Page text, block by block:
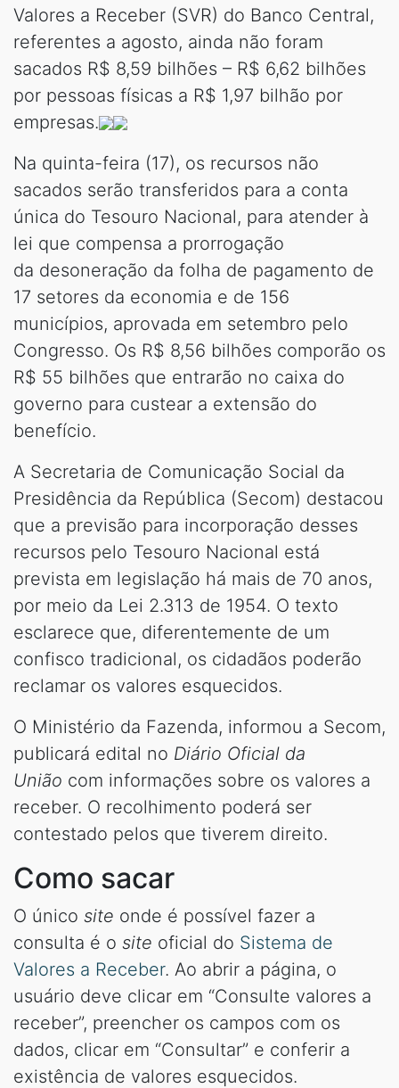
Valores a Receber (SVR) do Banco Central,
referentes a agosto, ainda não foram
sacados R$ 8,59 bilhões – R$ 6,62 bilhões
por pessoas físicas a R$ 1,97 bilhão por
empresas.
Na quinta-feira (17), os recursos não
sacados serão transferidos para a conta
única do Tesouro Nacional, para atender à
lei que compensa a prorrogação
da desoneração da folha de pagamento de
17 setores da economia e de 156
municípios, aprovada em setembro pelo
Congresso. Os R$ 8,56 bilhões comporão os
R$ 55 bilhões que entrarão no caixa do
governo para custear a extensão do
benefício.
A Secretaria de Comunicação Social da
Presidência da República (Secom) destacou
que a previsão para incorporação desses
recursos pelo Tesouro Nacional está
prevista em legislação há mais de 70 anos,
por meio da Lei 2.313 de 1954. O texto
esclarece que, diferentemente de um
confisco tradicional, os cidadãos poderão
reclamar os valores esquecidos.
O Ministério da Fazenda, informou a Secom,
publicará edital no Diário Oficial da
União com informações sobre os valores a
receber. O recolhimento poderá ser
contestado pelos que tiverem direito.
Como sacar
O único site onde é possível fazer a
consulta é o site oficial do Sistema de
Valores a Receber. Ao abrir a página, o
usuário deve clicar em “Consulte valores a
receber”, preencher os campos com os
dados, clicar em “Consultar” e conferir a
existência de valores esquecidos.